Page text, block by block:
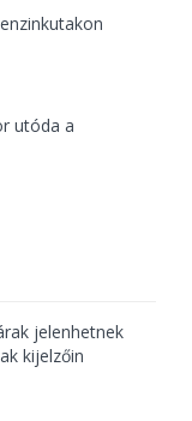
utóda a
jelenhetnek
kijelzőin